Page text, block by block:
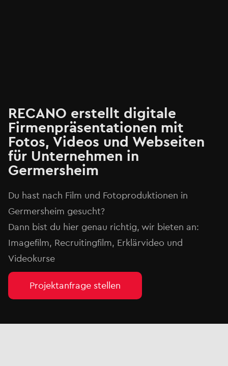
RECANO erstellt digitale
Firmenpräsentationen mit
Fotos, Videos und Webseiten
für Unternehmen in
Germersheim
Du hast nach Film und Fotoproduktionen in
Germersheim gesucht?
Dann bist du hier genau richtig, wir bieten an:
Imagefilm, Recruitingfilm, Erklärvideo und
Videokurse
Projektanfrage stellen